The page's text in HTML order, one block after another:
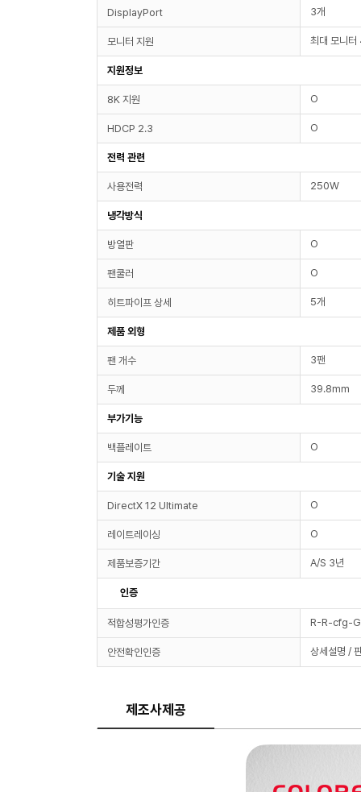
DisplayPort 3개
모니터 지원 최대 모니터
지원정보
8K 지원 O
HDCP 2.3 O
전력 관련
사용전력 250W
냉각방식
방열판 O
팬쿨러 O
히트파이프 상세 5개
제품 외형
팬 개수 3팬
두께 39.8mm
부가기능
백플레이트 O
기술 지원
DirectX 12 Ultimate O
레이트레이싱 O
제품보증기간 A/S 3년
인증
적합성평가인증 R-R-cfg-
안전확인인증 상세설명 /
제조사제공